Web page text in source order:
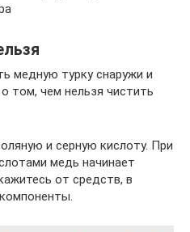
медную турку снаружи и
том, чем нельзя чистить
и серную кислоту. При
медь начинает
от средств, в